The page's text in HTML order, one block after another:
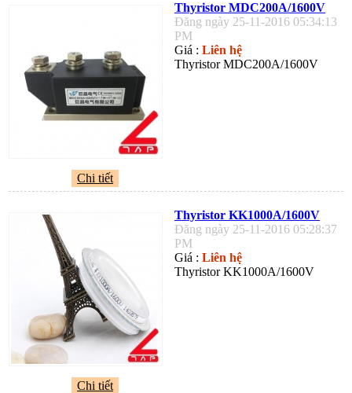
Thyristor MDC200A/1600V
Đăng ngày 25-11-2016 05:34:13
PM
Giá : Liên hệ
Thyristor MDC200A/1600V
Chi tiết
Thyristor KK1000A/1600V
Đăng ngày 25-11-2016 05:28:37
PM
Giá : Liên hệ
Thyristor KK1000A/1600V
Chi tiết